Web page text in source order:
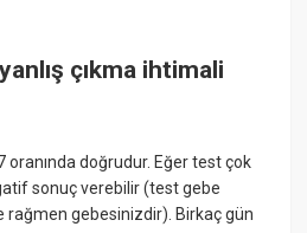
çıkma ihtimali
oranında doğrudur. Eğer test çok
sonuç verebilir (test gebe
rağmen gebesinizdir). Birkaç gün